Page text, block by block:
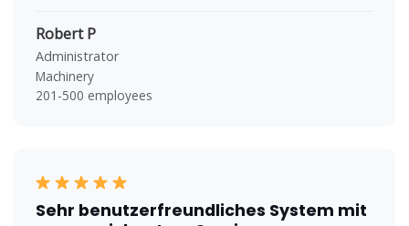
Robert P
Administrator
Machinery
201-500 employees
Sehr benutzerfreundliches System mit